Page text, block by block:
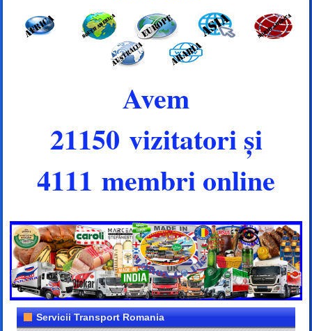
Avem
21150 vizitatori și
4111 membri online
Servicii Transport Romania